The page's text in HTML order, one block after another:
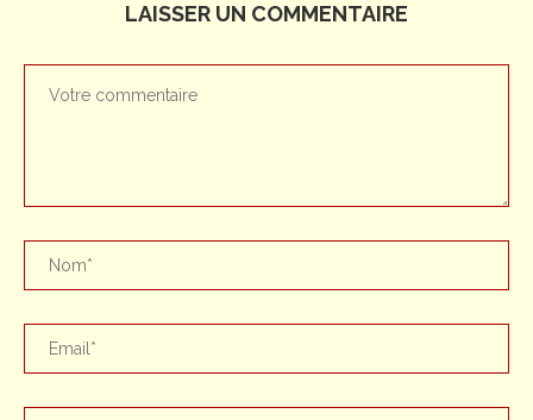
LAISSER UN COMMENTAIRE